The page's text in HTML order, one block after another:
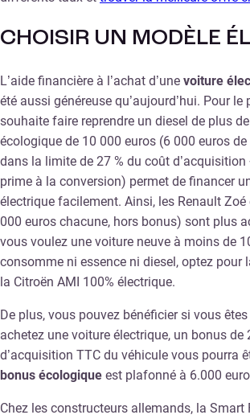
CHOISIR UN MODÈLE
L’aide financière à l’achat d’une voiture
été aussi généreuse qu’aujourd’hui. Pour le
souhaite faire reprendre un diesel de plus
écologique de 10 000 euros (6 000 euros
dans la limite de 27 % du coût d’acquisition
prime à la conversion) permet de financer
électrique facilement. Ainsi, les Renault Zoé
000 euros chacune, hors bonus) sont plus
vous voulez une voiture neuve à moins de
consomme ni essence ni diesel, optez pour
la Citroën AMI 100% électrique.
De plus, vous pouvez bénéficier si vous
achetez une voiture électrique, un bonus de
d’acquisition TTC du véhicule vous pourra
bonus écologique est plafonné à 6.000
Chez les constructeurs allemands, la Smart